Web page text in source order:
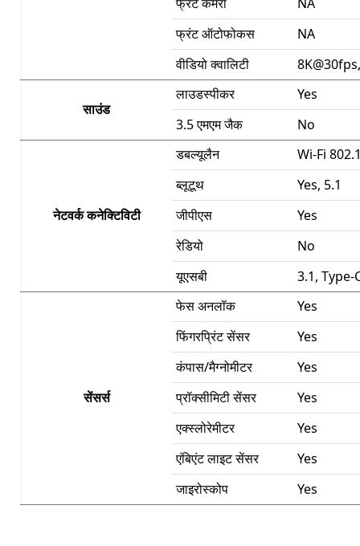
फ्रंट ऑटोफोकस
NA
वीडियो क्वालिटी
साउंड
लाउडस्पीकर
Yes
3.5 एमएम जैक
No
नेटवर्क कनेक्टिविटी
डबल्यूलैन
Wi-Fi
ब्लूटूथ
Yes, 5.1
जीपीएस
Yes
रेडियो
No
यूएसबी
3.1,
सेंसर्स
फेस अनलॉक
Yes
फिंगरप्रिंट सेंसर
Yes
कंपास/मैग्नोमीटर
Yes
प्रॉक्सीमिटी सेंसर
Yes
एक्स्लोरेमीटर
Yes
एंबिएंट लाइट सेंसर
Yes
जाइरोस्कोप
Yes